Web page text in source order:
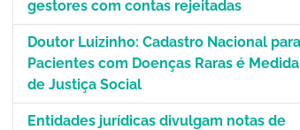
gestores com contas rejeitadas
Doutor Luizinho: Cadastro Nacional para
Pacientes com Doenças Raras é Medida
de Justiça Social
Entidades jurídicas divulgam notas de